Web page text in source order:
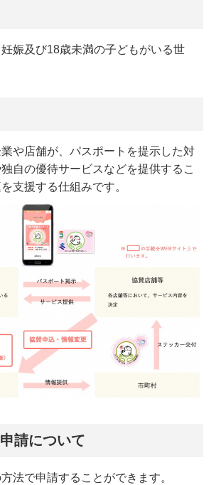
娠及び18歳未満の子どもがいる世
や店舗が、パスポートを提示した対
自の優待サービスなどを提供するこ
支援する仕組みです。
請について
法で申請することができます。